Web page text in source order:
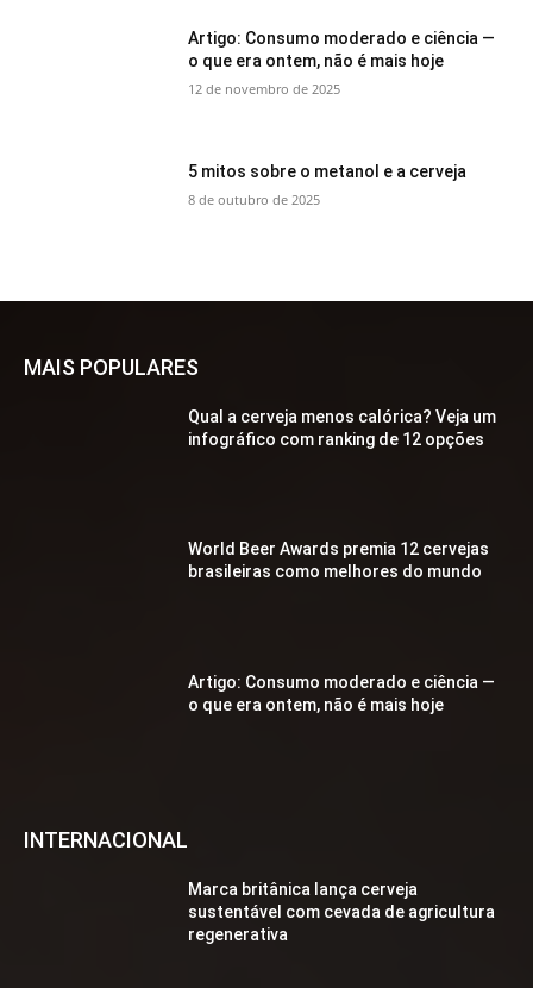
Artigo: Consumo moderado e ciência —
o que era ontem, não é mais hoje
12 de novembro de 2025
5 mitos sobre o metanol e a cerveja
8 de outubro de 2025
MAIS POPULARES
Qual a cerveja menos calórica? Veja um
infográfico com ranking de 12 opções
World Beer Awards premia 12 cervejas
brasileiras como melhores do mundo
Artigo: Consumo moderado e ciência —
o que era ontem, não é mais hoje
INTERNACIONAL
Marca britânica lança cerveja
sustentável com cevada de agricultura
regenerativa